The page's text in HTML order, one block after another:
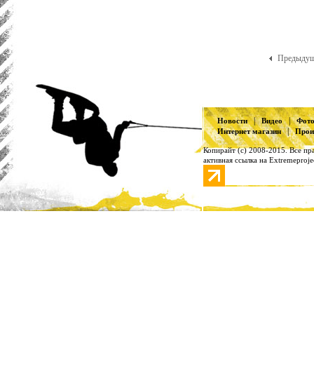
Новости|Видео|
Интернет магазин|
Копирайт (с) 2008-2015. Все
активная ссылка на